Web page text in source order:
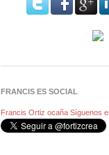
FRANCIS ES SOCIAL
Francis Ortiz ocaña Síguenos